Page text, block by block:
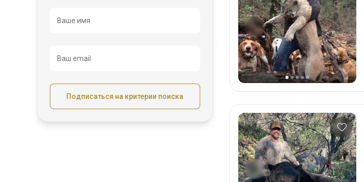
Название
Ваше имя
Ваш email
Подписаться на критерии поиска